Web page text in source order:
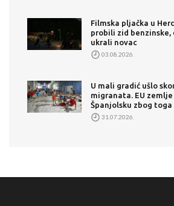
Filmska pljačka u
probili zid benzinske,
ukrali novac
03.08.2026.
U mali gradić ušlo
migranata. EU
Španjolsku zbog toga
31.07.2026.